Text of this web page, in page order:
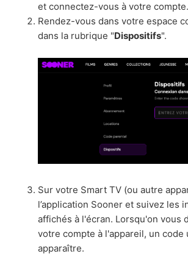
et connectez-vous à votre compte.
Rendez-vous dans votre espace
dans la rubrique "Dispositifs".
Sur votre Smart TV (ou autre
l’application Sooner et suivez les
affichés à l'écran. Lorsqu'on vous
votre compte à l'appareil, un code
apparaître.